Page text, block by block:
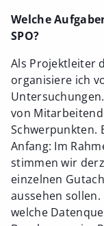
Welche
SPO?
Als Projektleiter
organisiere ich
von
Schwerpunkten.
Anfang: Im
stimmen wir
einzelnen
aussehen
welche